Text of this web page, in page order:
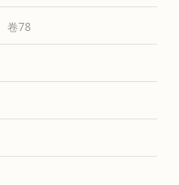
卷78